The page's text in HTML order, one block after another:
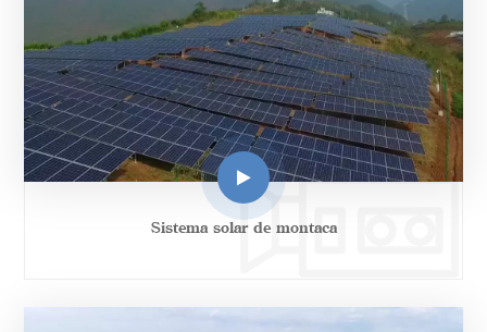
Sistema solar de montaña